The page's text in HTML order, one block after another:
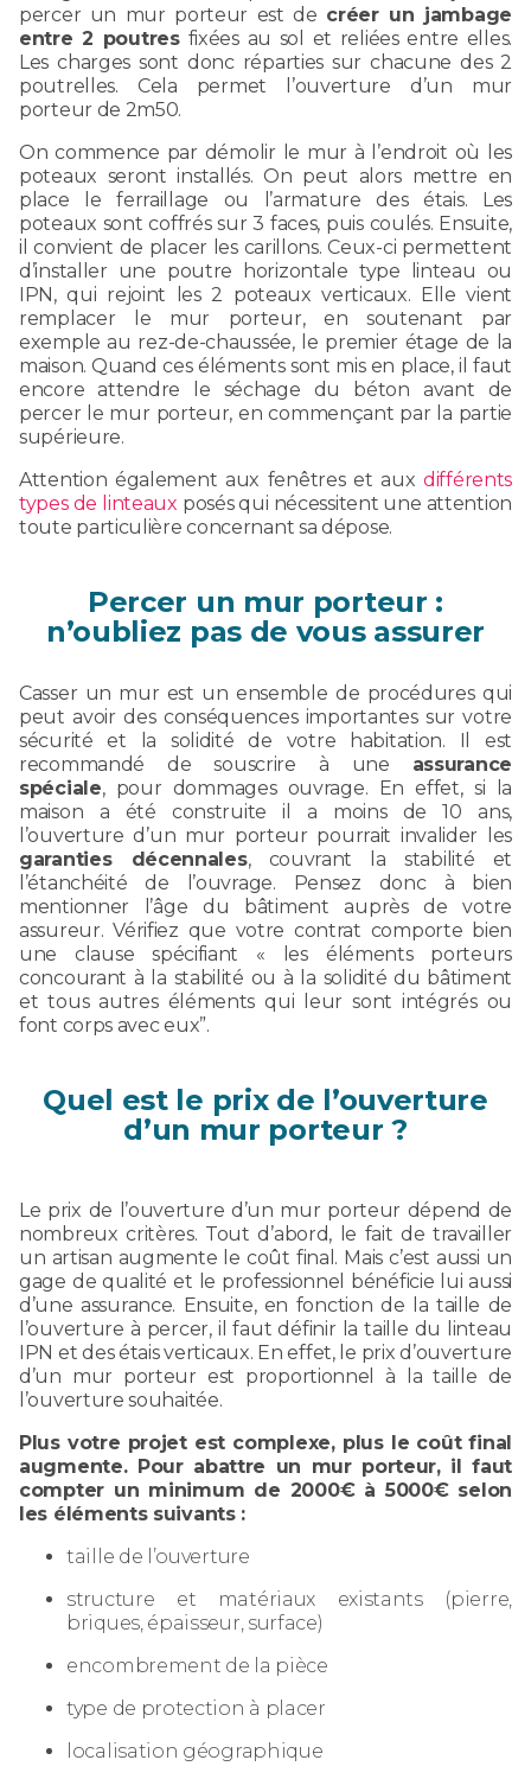
percer un mur porteur est de créer un jambage
entre 2 poutresfixées au sol et reliées entre elles.
Les charges sont donc réparties sur chacune des 2
poutrelles. Cela permet l’ouverture d’un mur
porteur de 2m50.
On commence par démolir le mur à l’endroit où les
poteaux seront installés. On peut alors mettre en
place le ferraillage ou l’armature des étais. Les
poteaux sont coffrés sur 3 faces, puis coulés. Ensuite,
il convient de placer les carillons. Ceux-ci permettent
d’installer une poutre horizontale type linteau ou
IPN, qui rejoint les 2 poteaux verticaux. Elle vient
remplacer le mur porteur, en soutenant par
exemple au rez-de-chaussée, le premier étage de la
maison. Quand ces éléments sont mis en place, il faut
encore attendre le séchage du béton avant de
percer le mur porteur, en commençant par la partie
supérieure.
Attention également aux fenêtres et aux différents
types de linteaux posés qui nécessitent une attention
toute particulière concernant sa dépose.
Percer un mur porteur :
n’oubliez pas de vous assurer
Casser un mur est un ensemble de procédures qui
peut avoir des conséquences importantes sur votre
sécurité et la solidité de votre habitation. Il est
recommandé de souscrire à une assurance
spéciale, pour dommages ouvrage. En effet, si la
maison a été construite il a moins de 10 ans,
l’ouverture d’un mur porteur pourrait invalider les
garanties décennales, couvrant la stabilité et
l’étanchéité de l’ouvrage. Pensez donc à bien
mentionner l’âge du bâtiment auprès de votre
assureur. Vérifiez que votre contrat comporte bien
une clause spécifiant « les éléments porteurs
concourant à la stabilité ou à la solidité du bâtiment
et tous autres éléments qui leur sont intégrés ou
font corps avec eux”.
Quel est le prix de l’ouverture
d’un mur porteur ?
Le prix de l’ouverture d’un mur porteur dépend de
nombreux critères. Tout d’abord, le fait de travailler
un artisan augmente le coût final. Mais c’est aussi un
gage de qualité et le professionnel bénéficie lui aussi
d’une assurance. Ensuite, en fonction de la taille de
l’ouverture à percer, il faut définir la taille du linteau
IPN et des étais verticaux. En effet, le prix d’ouverture
d’un mur porteur est proportionnel à la taille de
l’ouverture souhaitée.
Plus votre projet est complexe, plus le coût final
augmente. Pour abattre un mur porteur, il faut
compter un minimum de 2000€ à 5000€ selon
les éléments suivants :
taille de l’ouverture
structure et matériaux existants (pierre,
briques, épaisseur, surface)
encombrement de la pièce
type de protection à placer
localisation géographique